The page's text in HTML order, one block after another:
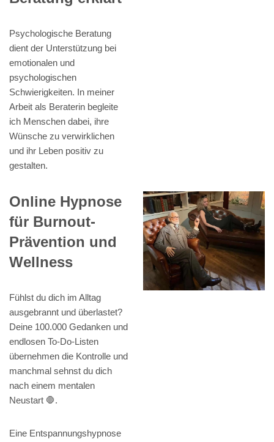
Psychologische Beratung
dient der Unterstützung bei
emotionalen und
psychologischen
Schwierigkeiten. In meiner
Arbeit als Beraterin begleite
ich Menschen dabei, ihre
Wünsche zu verwirklichen
und ihr Leben positiv zu
gestalten.
Online Hypnose
für Burnout-
Prävention und
Wellness
Fühlst du dich im Alltag
ausgebrannt und überlastet?
Deine 100.000 Gedanken und
endlosen To-Do-Listen
übernehmen die Kontrolle und
manchmal sehnst du dich
nach einem mentalen
Neustart 🛑.
Eine Entspannungshypnose